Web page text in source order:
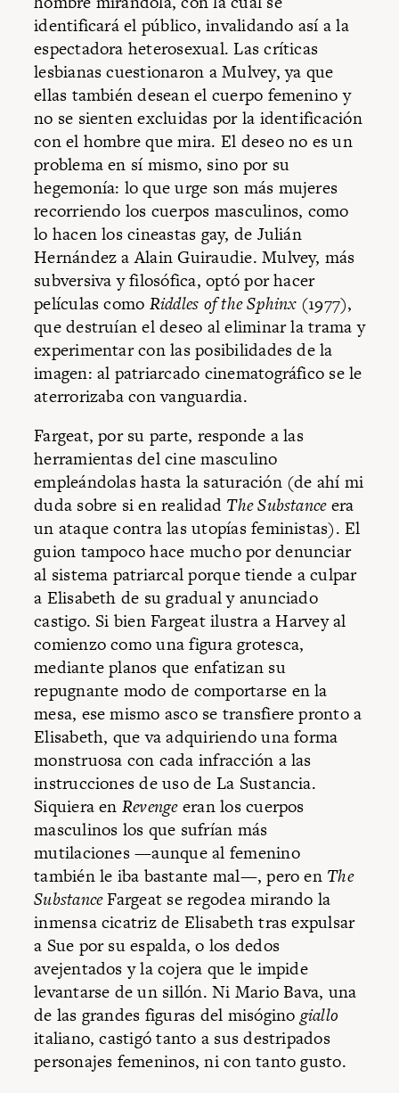
identificará el público, invalidando así a la
espectadora heterosexual. Las críticas
lesbianas cuestionaron a Mulvey, ya que
ellas también desean el cuerpo femenino y
no se sienten excluidas por la identificación
con el hombre que mira. El deseo no es un
problema en sí mismo, sino por su
hegemonía: lo que urge son más mujeres
recorriendo los cuerpos masculinos, como
lo hacen los cineastas gay, de Julián
Hernández a Alain Guiraudie. Mulvey, más
subversiva y filosófica, optó por hacer
películas como Riddles of the Sphinx (1977),
que destruían el deseo al eliminar la trama y
experimentar con las posibilidades de la
imagen: al patriarcado cinematográfico se le
aterrorizaba con vanguardia.
Fargeat, por su parte, responde a las
herramientas del cine masculino
empleándolas hasta la saturación (de ahí mi
duda sobre si en realidad The Substanceera
un ataque contra las utopías feministas). El
guion tampoco hace mucho por denunciar
al sistema patriarcal porque tiende a culpar
a Elisabeth de su gradual y anunciado
castigo. Si bien Fargeat ilustra a Harvey al
comienzo como una figura grotesca,
mediante planos que enfatizan su
repugnante modo de comportarse en la
mesa, ese mismo asco se transfiere pronto a
Elisabeth, que va adquiriendo una forma
monstruosa con cada infracción a las
instrucciones de uso de La Sustancia.
Siquiera en Revengeeran los cuerpos
masculinos los que sufrían más
mutilaciones —aunque al femenino
también le iba bastante mal—, pero en The
SubstanceFargeat se regodea mirando la
inmensa cicatriz de Elisabeth tras expulsar
a Sue por su espalda, o los dedos
avejentados y la cojera que le impide
levantarse de un sillón. Ni Mario Bava, una
de las grandes figuras del misógino giallo
italiano, castigó tanto a sus destripados
personajes femeninos, ni con tanto gusto.